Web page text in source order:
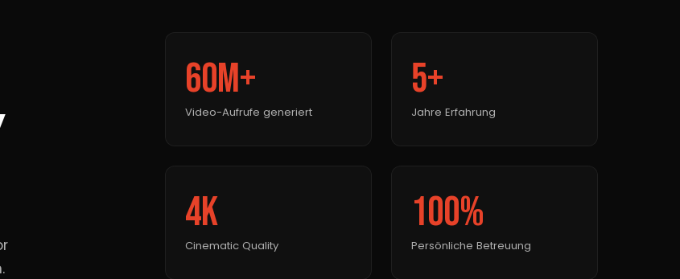
60M+
Video-Aufrufe generiert
5+
Jahre Erfahrung
4K
Cinematic Quality
100%
Persönliche Betreuung